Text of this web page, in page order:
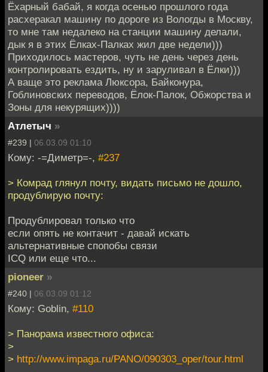
Ёхарный бабай, я когда осенью прошлого года
расхеракал машину по дороге из Вологды в Москву,
то мне там недалеко на станции машину делали,
дык я в этих Ёлках-Палках жил две недели)))
Приходилось мастеров, чуть не день через день
контролировать ездить, ну и заруливал в Ёлки)))
А ваще это реклама Люксора, Байконура,
Гоблиновских переводов, Ёлок-Палок, Обжорства и
Зоны для некурящих))))
Атлетыч »
#239 | 06.03.09 01:10
Кому: -=Диметр=-, #237
> Комрад глянул почту, видать письмо не дошло,
продублирую почту:
Продублировал только что
если опять не контачит - давай искать
альтернативные спопобы связи
ICQ или еще что...
pioneer »
#240 | 06.03.09 01:12
Кому: Goblin, #110
> Панорама известного офиса:
>
> http://www.impaga.ru/PANO/090303_oper/tour.html